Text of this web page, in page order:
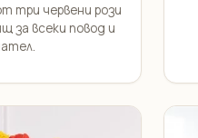
три червени рози
за всеки повод и